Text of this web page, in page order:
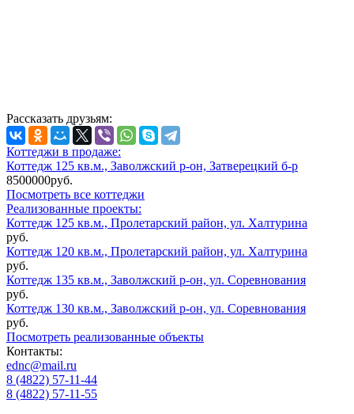
Рассказать друзьям:
Коттеджи в продаже:
Коттедж 125 кв.м., Заволжский р-он, Затверецкий б-р
8500000руб.
Посмотреть все коттеджи
Реализованные проекты:
Коттедж 125 кв.м., Пролетарский район, ул. Халтурина
руб.
Коттедж 120 кв.м., Пролетарский район, ул. Халтурина
руб.
Коттедж 135 кв.м., Заволжский р-он, ул. Соревнования
руб.
Коттедж 130 кв.м., Заволжский р-он, ул. Соревнования
руб.
Посмотреть реализованные объекты
Контакты:
ednc@mail.ru
8 (4822) 57-11-44
8 (4822) 57-11-55